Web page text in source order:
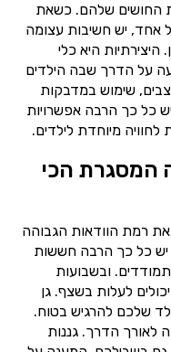
החושים שלהם. כשאת
אחד, יש חשיבות עצומה
היצירתיות היא כלי
על הדרך שבה הילדים
שימוש במדבקות
יש כל כך הרבה אפשרויות
מיוחדת לילדים.
המסגרת הכי
רמת הוודאות הגבוהה
יש כל כך הרבה חששות
ובשבועות
לעלות בשצף. גן
שלכם להרגיש בטוח.
לאורך הדרך. גננות